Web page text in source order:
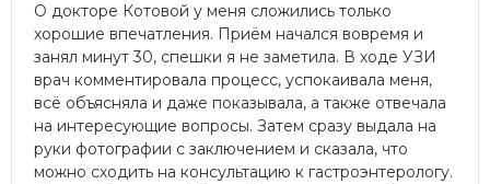
О докторе Котовой у меня сложились только
хорошие впечатления. Приём начался вовремя и
занял минут 30, спешки я не заметила. В ходе УЗИ​
врач комментировала процесс, успокаивала меня,
всё объясняла и даже показывала, а также отвечала
на интересующие вопросы. Затем сразу выдала на
руки фотографии с заключением и сказала, что
можно сходить на консультацию к гастроэнтерологу.